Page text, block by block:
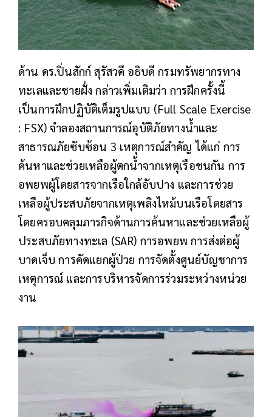
ด้าน ดร.ปิ่นสักก์ สุรัสวดี อธิบดี กรมทรัพยากรทาง
ทะเลและชายฝั่ง กล่าวเพิ่มเติมว่า การฝึกครั้งนี้
เป็นการฝึกปฏิบัติเต็มรูปแบบ (Full Scale Exercise
: FSX) จำลองสถานการณ์อุบัติภัยทางน้ำและ
สาธารณภัยซับซ้อน 3 เหตุการณ์สำคัญ ได้แก่ การ
ค้นหาและช่วยเหลือผู้ตกน้ำจากเหตุเรือชนกัน การ
อพยพผู้โดยสารจากเรือใกล้อับปาง และการช่วย
เหลือผู้ประสบภัยจากเหตุเพลิงไหม้บนเรือโดยสาร
โดยครอบคลุมภารกิจด้านการค้นหาและช่วยเหลือผู้
ประสบภัยทางทะเล (SAR) การอพยพ การส่งต่อผู้
บาดเจ็บ การคัดแยกผู้ป่วย การจัดตั้งศูนย์บัญชาการ
เหตุการณ์ และการบริหารจัดการร่วมระหว่างหน่วย
งาน